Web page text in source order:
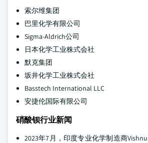
索尔维集团
巴里化学有限公司
Sigma-Aldrich公司
日本化学工业株式会社
默克集团
坂井化学工业株式会社
Basstech International LLC
安捷伦国际有限公司
硝酸钡行业新闻
2023年7月，印度专业化学制造商